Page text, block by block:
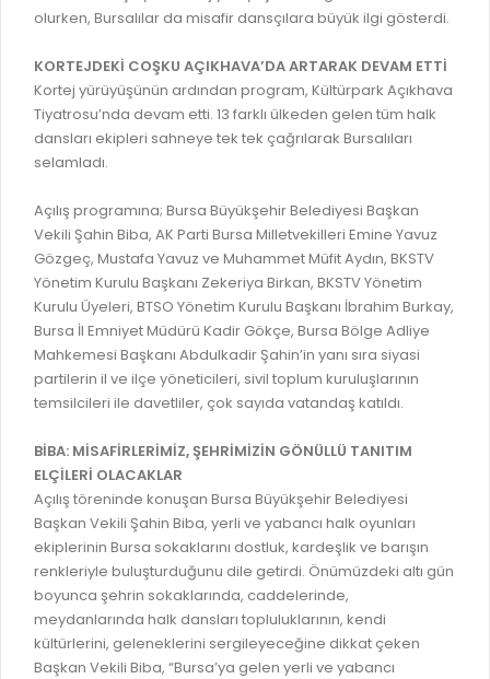
KALITE BELGELERIMIZ
KVKK AYDINLATMA METNI
YÖNETMELIKLER / YÖNERGELER
KAMU HİZMET STANDARTLARI (KAHİS)
SANAL TURLAR
KURUMLAR
RUHSATLI HAFRİYAT ALANLARI
ŞİKAYET TAKİBİ (KURUMLAR)
MÜHENDİS, MİMAR VE SÜRVEYAN KAYITLARI
VEFAT KAYDI GİRİŞİ (İLÇE BELEDİYELER)
YER SEÇİM BELGESİ, MOBİL VE SAHA DOLABI BAŞVURULARI
GÜNLÜK KAZI ÇALIŞMALARI
TARIMSAL AMAÇLI METEOROLOJİ İSTASYON VERİLERİ
olurken, Bursalılar da misafir dansçılara büyük ilgi gösterdi.
KORTEJDEKİ COŞKU AÇIKHAVA’DA ARTARAK DEVAM ETTİ
Kortej yürüyüşünün ardından program, Kültürpark Açıkhava
Tiyatrosu’nda devam etti. 13 farklı ülkeden gelen tüm halk
dansları ekipleri sahneye tek tek çağrılarak Bursalıları
selamladı.
Açılış programına; Bursa Büyükşehir Belediyesi Başkan
Vekili Şahin Biba, AK Parti Bursa Milletvekilleri Emine Yavuz
Gözgeç, Mustafa Yavuz ve Muhammet Müfit Aydın, BKSTV
Yönetim Kurulu Başkanı Zekeriya Birkan, BKSTV Yönetim
Kurulu Üyeleri, BTSO Yönetim Kurulu Başkanı İbrahim Burkay,
Bursa İl Emniyet Müdürü Kadir Gökçe, Bursa Bölge Adliye
Mahkemesi Başkanı Abdulkadir Şahin’in yanı sıra siyasi
partilerin il ve ilçe yöneticileri, sivil toplum kuruluşlarının
temsilcileri ile davetliler, çok sayıda vatandaş katıldı.
BİBA: MİSAFİRLERİMİZ, ŞEHRİMİZİN GÖNÜLLÜ TANITIM
ELÇİLERİ OLACAKLAR
Açılış töreninde konuşan Bursa Büyükşehir Belediyesi
Başkan Vekili Şahin Biba, yerli ve yabancı halk oyunları
ekiplerinin Bursa sokaklarını dostluk, kardeşlik ve barışın
renkleriyle buluşturduğunu dile getirdi. Önümüzdeki altı gün
boyunca şehrin sokaklarında, caddelerinde,
meydanlarında halk dansları topluluklarının, kendi
kültürlerini, geleneklerini sergileyeceğine dikkat çeken
Başkan Vekili Biba, “Bursa’ya gelen yerli ve yabancı